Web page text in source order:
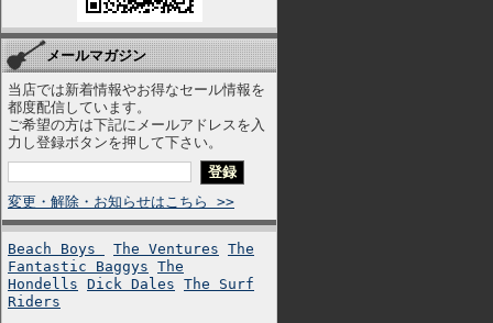
メールマガジン
当店では新着情報やお得なセール情報を
都度配信しています。
ご希望の方は下記にメールアドレスを入
力し登録ボタンを押して下さい。
変更・解除・お知らせはこちら >>
Beach Boys The Ventures The
Fantastic Baggys The
Hondells Dick Dales The Surf
Riders